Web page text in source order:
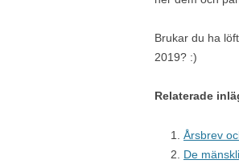
Brukar du ha
2019? :)
Relaterade
Årsbrev
De